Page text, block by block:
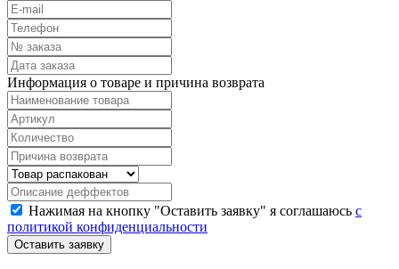
Информация о товаре и причина возврата
Нажимая на кнопку "Оставить заявку" я соглашаюсь с
политикой конфиденциальности